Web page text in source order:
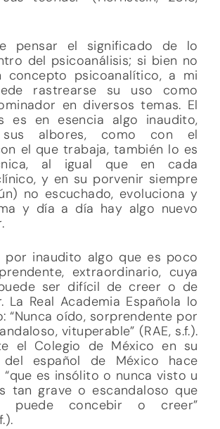
pensar el significado de lo
del psicoanálisis; si bien no
psicoanalítico, a mi
rastrearse su uso como
en diversos temas. El
es en esencia algo inaudito,
albores, como con el
el que trabaja, también lo es
al igual que en cada
y en su porvenir siempre
no escuchado, evoluciona y
y día a día hay algo nuevo
por inaudito algo que es poco
extraordinario, cuya
ser difícil de creer o de
La Real Academia Española lo
“Nunca oído, sorprendente por
vituperable” (RAE, s.f.).
el Colegio de México en su
del español de México hace
es insólito o nunca visto u
tan grave o escandaloso que
puede concebir o creer”